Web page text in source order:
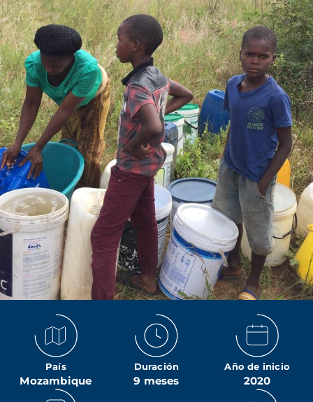
País
Mozambique
Duración
9 meses
Año de inicio
2020